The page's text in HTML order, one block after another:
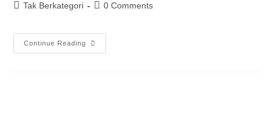
Tak Berkategori
0 Comments
Continue Reading